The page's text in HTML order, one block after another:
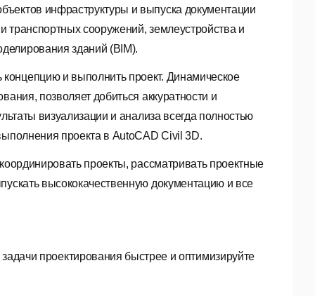
инфраструктуры и выпуска документации
сооружений, землеустройства и
зданий (BIM).
и выполнить проект. Динамическое
позволяет добиться аккуратности и
визуализации и анализа всегда полностью
проекта в AutoCAD Civil 3D.
проекты, рассматривать проектные
высококачественную документацию и все
проектирования быстрее и оптимизируйте